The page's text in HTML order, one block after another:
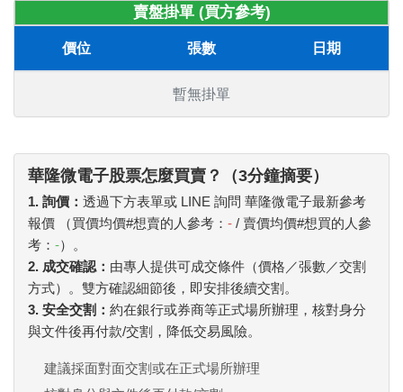
賣盤掛單 (買方參考)
價位 張數 日期
暫無掛單
華隆微電子股票怎麼買賣？（3分鐘摘要）
1. 詢價： 透過下方表單或 LINE 詢問 華隆微電子最新參考
報價 （買價均價#想賣的人參考： - / 賣價均價#想買的人參
考： -）。
2. 成交確認： 由專人提供可成交條件（價格／張數／交割
方式）。雙方確認細節後，即安排後續交割。
3. 安全交割： 約在銀行或券商等正式場所辦理，核對身分
與文件後再付款/交割，降低交易風險。
建議採面對面交割或在正式場所辦理